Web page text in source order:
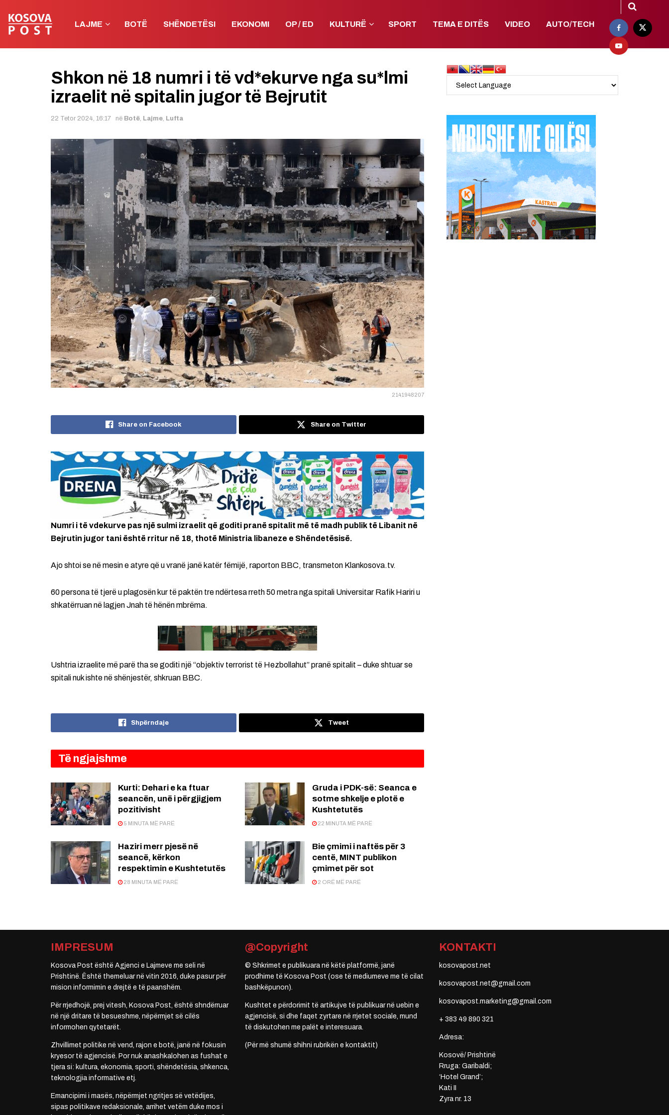
LAJME BOTË SHËNDETËSI EKONOMI OP / ED KULTURË SPORT TEMA E DITËS VIDEO AUTO/TECH
Shkon në 18 numri i të vd*ekurve nga su*lmi
izraelit në spitalin jugor të Bejrutit
22 Tetor 2024, 16:17 në Botë, Lajme, Lufta
2141948207
Share on Facebook Share on Twitter
Numri i të vdekurve pas një sulmi izraelit që goditi pranë spitalit më të madh publik të Libanit në
Bejrutin jugor tani është rritur në 18, thotë Ministria libaneze e Shëndetësisë.
Ajo shtoi se në mesin e atyre që u vranë janë katër fëmijë, raporton BBC, transmeton Klankosova.tv.
60 persona të tjerë u plagosën kur të paktën tre ndërtesa rreth 50 metra nga spitali Universitar Rafik Hariri u
shkatërruan në lagjen Jnah të hënën mbrëma.
Ushtria izraelite më parë tha se goditi një “objektiv terrorist të Hezbollahut” pranë spitalit – duke shtuar se
spitali nuk ishte në shënjestër, shkruan BBC.
Shpërndaje Tweet
Të ngjajshme
Kurti: Dehari e ka ftuar
seancën, unë i përgjigjem
pozitivisht
5 MINUTA MË PARË
Gruda i PDK-së: Seanca e
sotme shkelje e plotë e
Kushtetutës
22 MINUTA MË PARË
Haziri merr pjesë në
seancë, kërkon
respektimin e Kushtetutës
28 MINUTA MË PARË
Bie çmimi i naftës për 3
centë, MINT publikon
çmimet për sot
2 ORË MË PARË
IMPRESUM
Kosova Post është Agjenci e Lajmeve me seli në
Prishtinë. Është themeluar në vitin 2016, duke pasur për
mision informimin e drejtë e të paanshëm.
Për rrjedhojë, prej vitesh, Kosova Post, është shndërruar
në një dritare të besueshme, nëpërmjet së cilës
informohen qytetarët.
Zhvillimet politike në vend, rajon e botë, janë në fokusin
kryesor të agjencisë. Por nuk anashkalohen as fushat e
tjera si: kultura, ekonomia, sporti, shëndetësia, shkenca,
teknologjia informative etj.
Emancipimi i masës, nëpërmjet ngritjes së vetëdijes,
sipas politikave redaksionale, arrihet vetëm duke mos i
@Copyright
© Shkrimet e publikuara në këtë platformë, janë
prodhime të Kosova Post (ose të mediumeve me të cilat
bashkëpunon).
Kushtet e përdorimit të artikujve të publikuar në uebin e
agjencisë, si dhe faqet zyrtare në rrjetet sociale, mund
të diskutohen me palët e interesuara.
(Për më shumë shihni rubrikën e kontaktit)
KONTAKTI
kosovapost.net
kosovapost.net@gmail.com
kosovapost.marketing@gmail.com
+ 383 49 890 321
Adresa:
Kosovë/ Prishtinë
Rruga: Garibaldi;
‘Hotel Grand’;
Kati II
Zyra nr. 13